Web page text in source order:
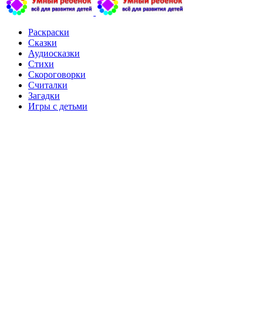
Раскраски
Сказки
Аудиосказки
Стихи
Скороговорки
Считалки
Загадки
Игры с детьми